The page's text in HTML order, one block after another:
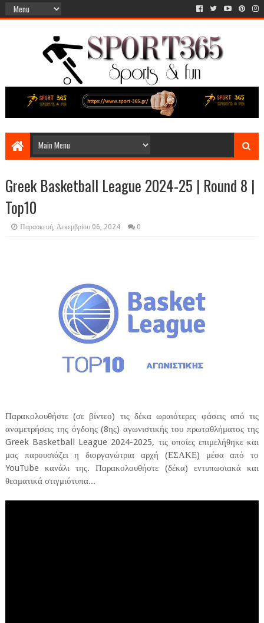
Greek Basketball League 2024-25 | Round 8 |
Top10
Παρασκευή, Δεκεμβρίου 06, 2024 0
Παρακολουθήστε (σε βίντεο) τις δέκα ωραιότερες φάσεις από τις
αναμετρήσεις της όγδοης (8ης) αγωνιστικής του πρωταθλήματος της
Greek Basketball League 2024-2025, τις οποίες επιμελήθηκε και
μας παρουσιάζει η διοργανώτρια αρχή (ΕΣΑΚΕ) μέσα από το
YouTube κανάλι της. Παρακολουθήστε (δέκα) εντυπωσιακά και
θεαματικά στιγμιότυπα...